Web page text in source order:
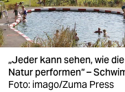
verlag
verlag
veranstaltungen
„Jeder kann sehen, wie
Natur performen“ –
Foto: imago/Zuma Press